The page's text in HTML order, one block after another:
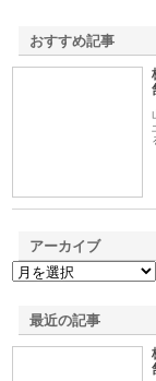
おすすめ記事
アーカイブ
最近の記事